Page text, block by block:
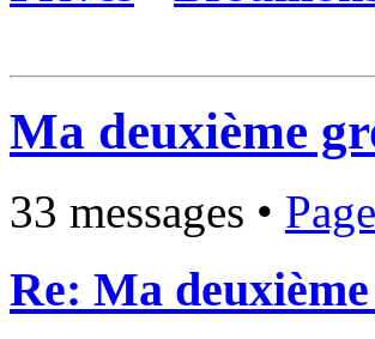
Ma deuxième
33 messages • Page
Re: Ma deuxième